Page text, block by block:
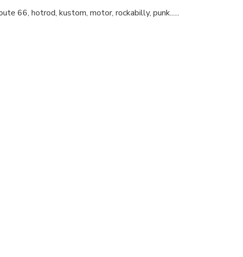
66, hotrod, kustom, motor, rockabilly, punk......